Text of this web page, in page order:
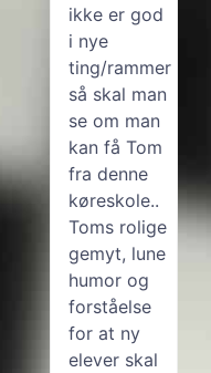
ikke er god
i nye
ting/rammer
så skal man
se om man
kan få Tom
fra denne
køreskole..
Toms rolige
gemyt, lune
humor og
forståelse
for at ny
elever skal